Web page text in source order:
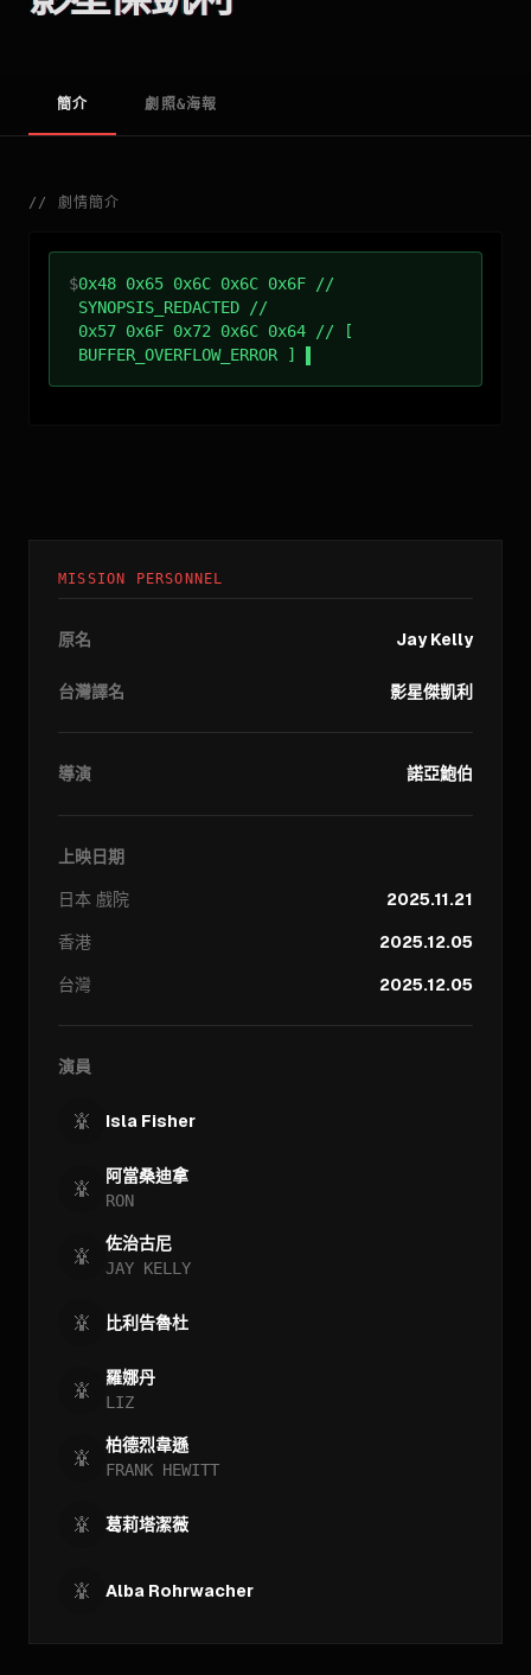
簡介 劇照&海報
// 劇情簡介
$0x48 0x65 0x6C 0x6C 0x6F //
SYNOPSIS_REDACTED //
0x57 0x6F 0x72 0x6C 0x64 // [
BUFFER_OVERFLOW_ERROR ]
MISSION PERSONNEL
原名 Jay Kelly
台灣譯名 影星傑凱利
導演 諾亞鮑伯
上映日期
日本 戲院
2025.11.21
香港
2025.12.05
台灣
2025.12.05
演員
Isla Fisher
阿當桑迪拿
RON
佐治古尼
JAY KELLY
比利告魯杜
羅娜丹
LIZ
柏德烈韋遜
FRANK HEWITT
葛莉塔潔薇
Alba Rohrwacher